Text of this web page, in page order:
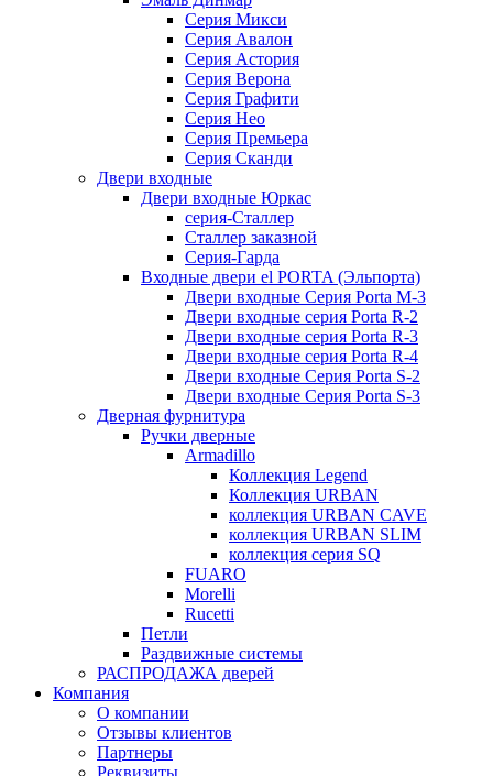
Серия Микси
Серия Авалон
Серия Астория
Серия Верона
Серия Графити
Серия Нео
Серия Премьера
Серия Сканди
Двери входные
Двери входные Юркас
серия-Сталлер
Сталлер заказной
Серия-Гарда
Входные двери el PORTA (Эльпорта)
Двери входные Серия Porta M-3
Двери входные серия Porta R-2
Двери входные серия Porta R-3
Двери входные серия Porta R-4
Двери входные Серия Porta S-2
Двери входные Серия Porta S-3
Дверная фурнитура
Ручки дверные
Armadillo
Коллекция Legend
Коллекция URBAN
коллекция URBAN CAVE
коллекция URBAN SLIM
коллекция серия SQ
FUARO
Morelli
Rucetti
Петли
Раздвижные системы
РАСПРОДАЖА дверей
Компания
О компании
Отзывы клиентов
Партнеры
Реквизиты